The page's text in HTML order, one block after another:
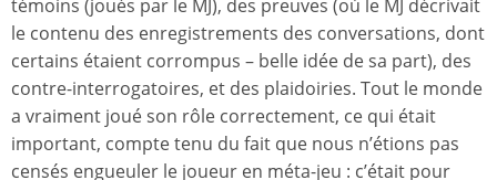
témoins (joués par le MJ), des preuves (où le MJ décrivait
le contenu des enregistrements des conversations, dont
certains étaient corrompus – belle idée de sa part), des
contre-interrogatoires, et des plaidoiries. Tout le monde
a vraiment joué son rôle correctement, ce qui était
important, compte tenu du fait que nous n’étions pas
censés engueuler le joueur en méta-jeu : c’était pour